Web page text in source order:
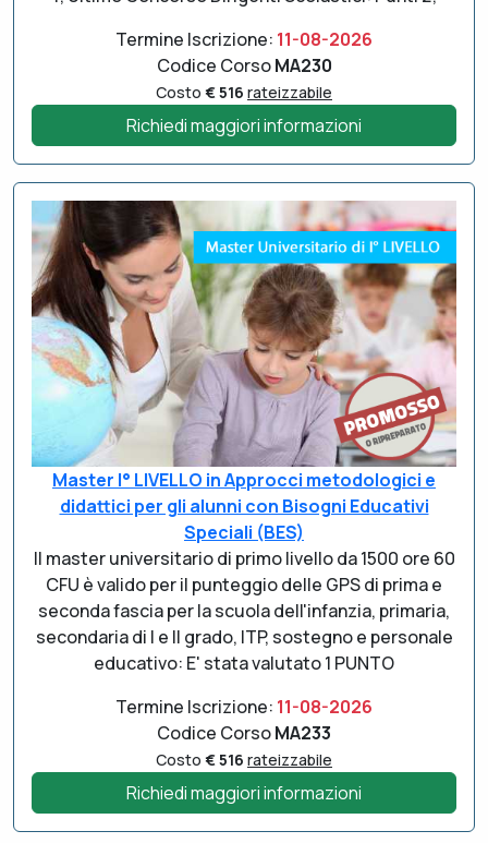
Termine Iscrizione: 11-08-2026
Codice CorsoMA230
Costo € 516 rateizzabile
Richiedi maggiori informazioni
Master I° LIVELLO in Approcci metodologici e
didattici per gli alunni con Bisogni Educativi
Speciali (BES)
Il master universitario di primo livello da 1500 ore 60
CFU è valido per il punteggio delle GPS di prima e
seconda fascia per la scuola dell'infanzia, primaria,
secondaria di I e II grado, ITP, sostegno e personale
educativo: E' stata valutato 1 PUNTO
Termine Iscrizione: 11-08-2026
Codice CorsoMA233
Costo € 516 rateizzabile
Richiedi maggiori informazioni